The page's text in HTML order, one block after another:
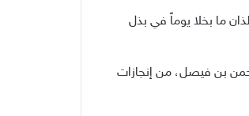
ما بخلا يوماً في بذل
بن فيصل، من إنجازات